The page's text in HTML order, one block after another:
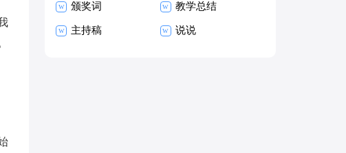
颁奖词 教学总结
主持稿 说说